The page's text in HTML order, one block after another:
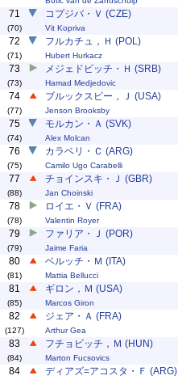
71
(70)
コプジバ・Ｖ (CZE)
Vit Kopriva
72
(71)
フルカチュ，Ｈ (POL)
Hubert Hurkacz
73
(73)
メジェドビッチ・Ｈ (SRB)
Hamad Medjedovic
74
(77)
ブルックスビー，Ｊ (USA)
Jenson Brooksby
75
(74)
モルカン・Ａ (SVK)
Alex Molcan
76
(75)
カラベリ・Ｃ (ARG)
Camilo Ugo Carabelli
77
(88)
チョインスキ・Ｊ (GBR)
Jan Choinski
78
(78)
ロイエ・Ｖ (FRA)
Valentin Royer
79
(79)
ファリア・Ｊ (POR)
Jaime Faria
80
(81)
ベルッチ・Ｍ (ITA)
Mattia Bellucci
81
(85)
ギロン，Ｍ (USA)
Marcos Giron
82
(127)
ジェア・Ａ (FRA)
Arthur Gea
83
(84)
フチョビッチ，Ｍ (HUN)
Marton Fucsovics
84 ディアズ=アコスタ・Ｆ (ARG)